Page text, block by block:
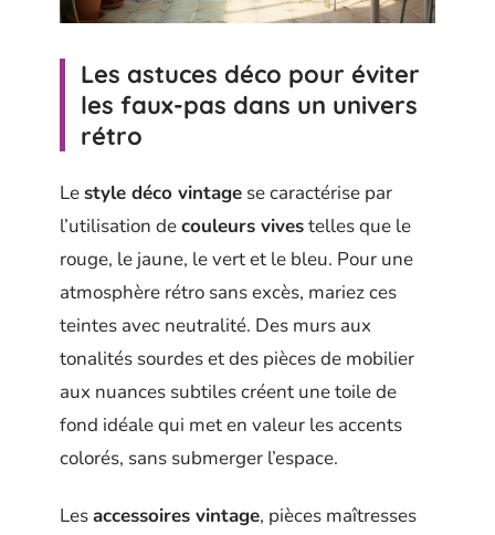
Les astuces déco pour éviter
les faux-pas dans un univers
rétro
Lestyle déco vintage se caractérise par
l’utilisation decouleurs vivestelles que le
rouge, le jaune, le vert et le bleu. Pour une
atmosphère rétro sans excès, mariez ces
teintes avec neutralité. Des murs aux
tonalités sourdes et des pièces de mobilier
aux nuances subtiles créent une toile de
fond idéale qui met en valeur les accents
colorés, sans submerger l’espace.
Lesaccessoires vintage, pièces maîtresses